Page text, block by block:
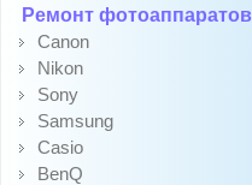
Ремонт фотоаппаратов
Canon
Nikon
Sony
Samsung
Casio
BenQ